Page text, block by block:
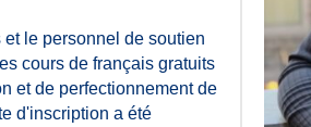
et le personnel de soutien
cours de français gratuits
et de perfectionnement de
d'inscription a été